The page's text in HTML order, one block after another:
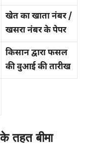
खेत का खाता नंबर /
खसरा नंबर के पेपर
किसान द्वारा फसल
की वुआई की तारीख
तहत बीमा